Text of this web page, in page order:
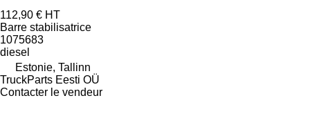
112,90 € HT
Barre stabilisatrice
1075683
diesel
Estonie, Tallinn
TruckParts Eesti OÜ
Contacter le vendeur